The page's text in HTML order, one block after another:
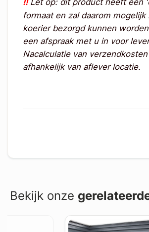
!!Let op: dit product heeft een
formaat en zal daarom
koerier bezorgd kunnen
een afspraak met u in voor
Nacalculatie van
afhankelijk van aflever locatie.
Bekijk onze